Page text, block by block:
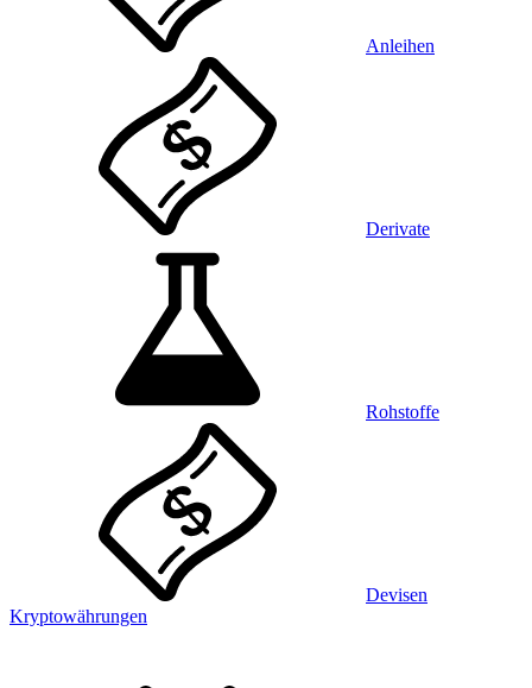
Anleihen
Derivate
Rohstoffe
Devisen
Kryptowährungen